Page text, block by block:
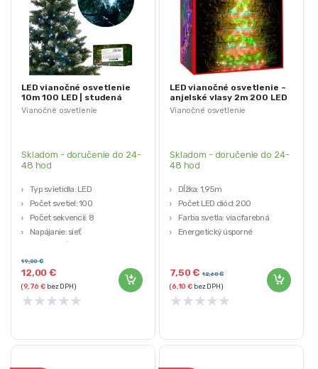
Vianočné osvetlenie
LED vianočné osvetlenie
10m 100 LED | studená
biela
Skladom - doručenie do 24-
48 hod
Typ svietidla: LED
Počet svetiel: 100
Počet sekvencií: 8
Napájanie: sieť
12,00€
19,00€
(9,76€ bez DPH)
★★★★★
Vianočné osvetlenie
LED vianočné osvetlenie –
anjelské vlasy 2m 200 LED
Skladom - doručenie do 24-
48 hod
Dĺžka: 1,95m
Počet LED diód: 200
Farba svetla: viacfarebná
Energetický úsporné
7,50€ 12,60€
(6,10€ bez DPH)
★★★★★